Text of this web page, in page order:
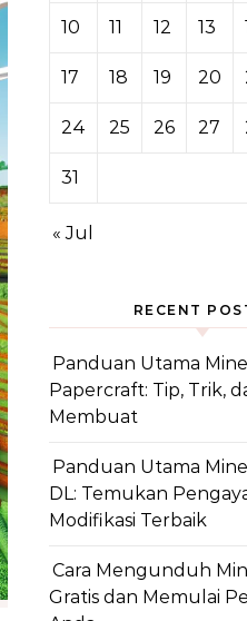
10 11 12 13
17 18 19 20
24 25 26 27
31
« Jul
RECENT
Panduan Utama
Papercraft: Tip, Trik,
Membuat
Panduan Utama
DL: Temukan
Modifikasi Terbaik
Cara Mengunduh
Gratis dan Memulai